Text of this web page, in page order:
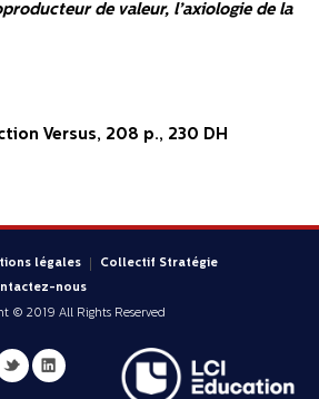
de valeur, l’axiologie de la
Versus, 208 p., 230 DH
légales
Collectif Stratégie
nous
© 2019 All Rights Reserved